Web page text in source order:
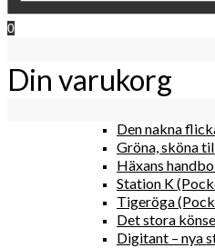
Gud gav oss
Den lilla
Happy me
Det lilla
Den nakna
Gröna, sköna
Häxans
Station K
Tigeröga
Det stora
Digitant – nya
0
Din varukorg